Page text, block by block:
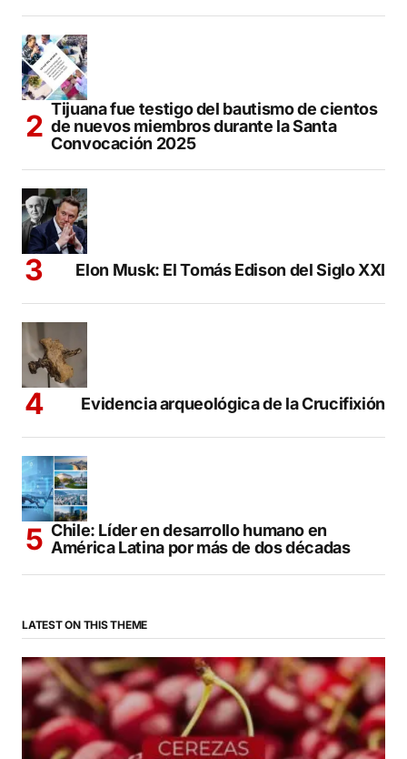
Tijuana fue testigo del bautismo de cientos
de nuevos miembros durante la Santa
Convocación 2025
Elon Musk: El Tomás Edison del Siglo XXI
Evidencia arqueológica de la Crucifixión
Chile: Líder en desarrollo humano en
América Latina por más de dos décadas
LATEST ON THIS THEME